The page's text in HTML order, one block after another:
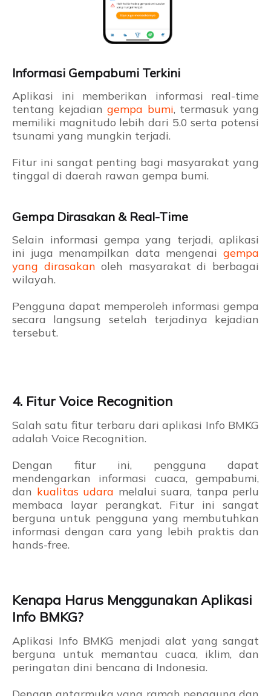
Informasi Gempabumi Terkini
Aplikasi ini memberikan informasi real-time
tentang kejadiangempa bumi, termasuk yang
memiliki magnitudo lebih dari 5.0 serta potensi
tsunami yang mungkin terjadi.
Fitur ini sangat penting bagi masyarakat yang
tinggal di daerah rawan gempa bumi.
Gempa Dirasakan & Real-Time
Selain informasi gempa yang terjadi, aplikasi
ini juga menampilkan data mengenai gempa
yang dirasakan oleh masyarakat di berbagai
wilayah.
Pengguna dapat memperoleh informasi gempa
secara langsung setelah terjadinya kejadian
tersebut.
4. Fitur Voice Recognition
Salah satu fitur terbaru dari aplikasi Info BMKG
adalah Voice Recognition.
Dengan fitur ini, pengguna dapat
mendengarkan informasi cuaca, gempabumi,
dan kualitas udara melalui suara, tanpa perlu
membaca layar perangkat. Fitur ini sangat
berguna untuk pengguna yang membutuhkan
informasi dengan cara yang lebih praktis dan
hands-free.
Kenapa Harus Menggunakan Aplikasi
Info BMKG?
Aplikasi Info BMKG menjadi alat yang sangat
berguna untuk memantau cuaca, iklim, dan
peringatan dini bencana di Indonesia.